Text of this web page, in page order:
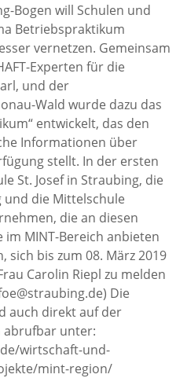
Bogen will Schulen und
Betriebspraktikum
vernetzen. Gemeinsam
Experten für die
und der
Wald wurde dazu das
entwickelt, das den
Informationen über
stellt. In der ersten
St. Josef in Straubing, die
die Mittelschule
die an diesen
MINT-Bereich anbieten
sich bis zum 08. März 2019
Carolin Riepl zu melden
Die
auch direkt auf der
abrufbar unter:
wirtschaft-und-
mint-region/